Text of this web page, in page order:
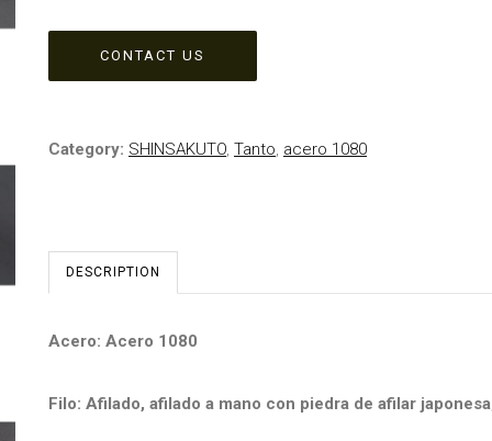
CONTACT US
Category: SHINSAKUTO, Tanto, acero 1080
DESCRIPTION
Acero: Acero 1080
Filo: Afilado, afilado a mano con piedra de afilar